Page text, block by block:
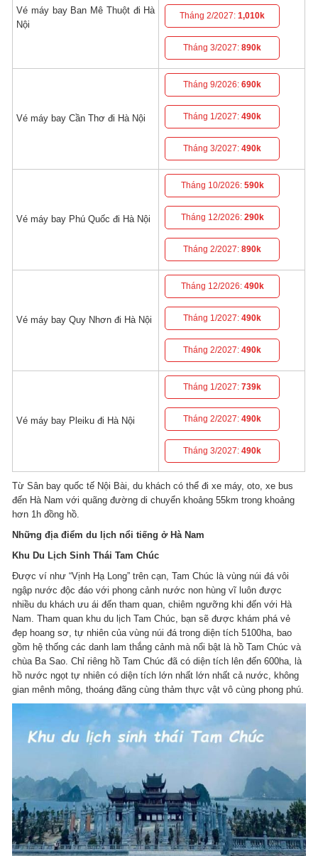
Vé máy bay Ban Mê Thuột đi Hà
Nội
Tháng 2/2027:1,010k
Tháng 3/2027:890k
Vé máy bay Cần Thơ đi Hà Nội
Tháng 9/2026:690k
Tháng 1/2027:490k
Tháng 3/2027:490k
Vé máy bay Phú Quốc đi Hà Nội
Tháng 10/2026: 590k
Tháng 12/2026: 290k
Tháng 2/2027:890k
Vé máy bay Quy Nhơn đi Hà Nội
Tháng 12/2026: 490k
Tháng 1/2027:490k
Tháng 2/2027:490k
Vé máy bay Pleiku đi Hà Nội
Tháng 1/2027:739k
Tháng 2/2027:490k
Tháng 3/2027:490k
Từ Sân bay quốc tế Nội Bài, du khách có thể đi xe máy, oto, xe bus
đến Hà Nam với quãng đường di chuyển khoảng 55km trong khoảng
hơn 1h đồng hồ.
Những địa điểm du lịch nổi tiếng ở Hà Nam
Khu Du Lịch Sinh Thái Tam Chúc
Được ví như “Vịnh Hạ Long” trên cạn, Tam Chúc là vùng núi đá vôi
ngập nước độc đáo với phong cảnh nước non hùng vĩ luôn được
nhiều du khách ưu ái đến tham quan, chiêm ngưỡng khi đến với Hà
Nam. Tham quan khu du lịch Tam Chúc, bạn sẽ được khám phá vẻ
đẹp hoang sơ, tự nhiên của vùng núi đá trong diện tích 5100ha, bao
gồm hệ thống các danh lam thắng cảnh mà nổi bật là hồ Tam Chúc và
chùa Ba Sao. Chỉ riêng hồ Tam Chúc đã có diện tích lên đến 600ha, là
hồ nước ngọt tự nhiên có diện tích lớn nhất lớn nhất cả nước, không
gian mênh mông, thoáng đãng cùng thảm thực vật vô cùng phong phú.